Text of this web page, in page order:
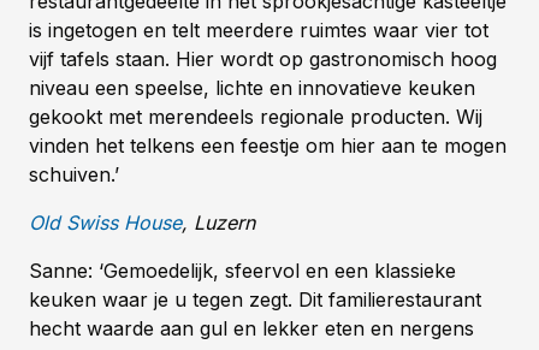
is ingetogen en telt meerdere ruimtes waar vier tot
vijf tafels staan. Hier wordt op gastronomisch hoog
niveau een speelse, lichte en innovatieve keuken
gekookt met merendeels regionale producten. Wij
vinden het telkens een feestje om hier aan te mogen
schuiven.’
Old Swiss House, Luzern
Sanne: ‘Gemoedelijk, sfeervol en een klassieke
keuken waar je u tegen zegt. Dit familierestaurant
hecht waarde aan gul en lekker eten en nergens